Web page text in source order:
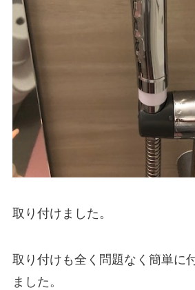
取り付けました。
取り付けも全く問題なく簡単に
ました。